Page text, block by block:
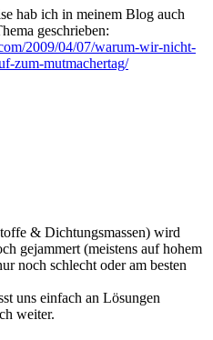
hab ich in meinem Blog auch
geschrieben:
2009/04/07/warum-wir-nicht-
zum-mutmachertag/
& Dichtungsmassen) wird
gejammert (meistens auf hohem
noch schlecht oder am besten
uns einfach an Lösungen
weiter.